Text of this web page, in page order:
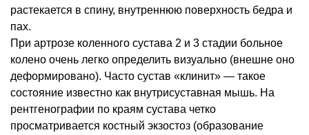
растекается в спину, внутреннюю поверхность бедра и
пах.
При артрозе коленного сустава 2 и 3 стадии больное
колено очень легко определить визуально (внешне оно
деформировано). Часто сустав «клинит» — такое
состояние известно как внутрисуставная мышь. На
рентгенографии по краям сустава четко
просматривается костный экзостоз (образование